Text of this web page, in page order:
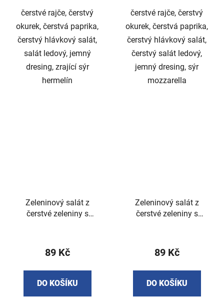
čerstvé rajče, čerstvý
okurek, čerstvá paprika,
čerstvý hlávkový salát,
salát ledový, jemný
dresing, zrající sýr
hermelín
čerstvé rajče, čerstvý
okurek, čerstvá paprika,
čerstvý hlávkový salát,
čerstvý salát ledový,
jemný dresing, sýr
mozzarella
Zeleninový salát z
čerstvé zeleniny s
89 Kč
DO KOŠÍKU
Zeleninový salát z
čerstvé zeleniny s
89 Kč
DO KOŠÍKU